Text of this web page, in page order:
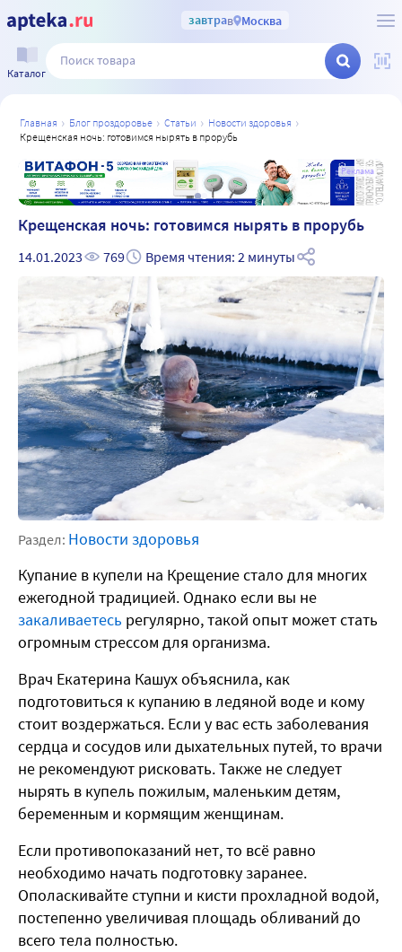
завтрав Москва
Каталог
главная блог проздоровье статьи
новости здоровья
крещенская ночь: готовимся нырять в прорубь
Реклама
Крещенская ночь: готовимся нырять в прорубь
14.01.2023 769 Время чтения: 2 минуты
Раздел: Новости здоровья
Купание в купели на Крещение стало для многих
ежегодной традицией. Однако если вы не
закаливаетесь регулярно, такой опыт может стать
огромным стрессом для организма.
Врач Екатерина Кашух объяснила, как
подготовиться к купанию в ледяной воде и кому
стоит воздержаться. Если у вас есть заболевания
сердца и сосудов или дыхательных путей, то врачи
не рекомендуют рисковать. Также не следует
нырять в купель пожилым, маленьким детям,
беременным и кормящим женщинам.
Если противопоказаний нет, то всё равно
необходимо начать подготовку заранее.
Ополаскивайте ступни и кисти прохладной водой,
постепенно увеличивая площадь обливаний до
всего тела полностью.